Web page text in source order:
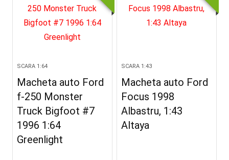
SCARA 1:64
Macheta auto Ford
f-250 Monster
Truck Bigfoot #7
1996 1:64
Greenlight
SCARA 1:43
Macheta auto Ford
Focus 1998
Albastru, 1:43
Altaya